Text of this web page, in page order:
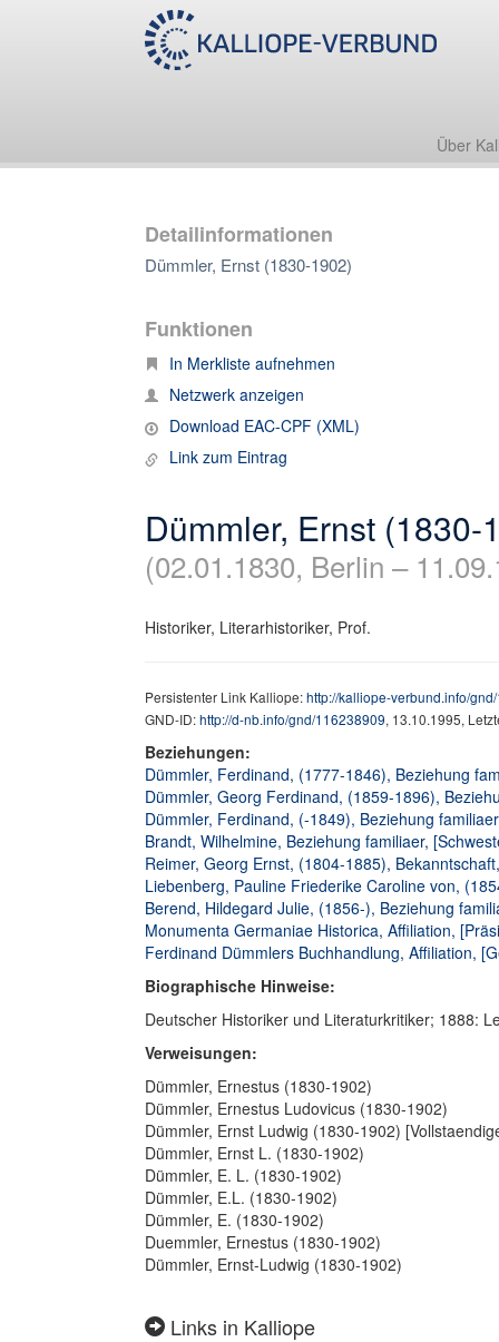
Über
Detailinformationen
Dümmler, Ernst (1830-1902)
Funktionen
In Merkliste aufnehmen
Netzwerk anzeigen
Download EAC-CPF (XML)
Link zum Eintrag
Dümmler, Ernst (1830-
(02.01.1830, Berlin –
Historiker, Literarhistoriker, Prof.
Persistenter Link Kalliope:http://kalliope-verbund.info/
GND-ID:http://d-nb.info/gnd/116238909, 13.10.1995,
Beziehungen:
Dümmler, Ferdinand, (1777-1846), Beziehung
Dümmler, Georg Ferdinand, (1859-1896),
Dümmler, Ferdinand, (-1849), Beziehung
Brandt, Wilhelmine, Beziehung familiaer,
Reimer, Georg Ernst, (1804-1885),
Liebenberg, Pauline Friederike Caroline von,
Berend, Hildegard Julie, (1856-), Beziehung
Monumenta Germaniae Historica, Affiliation,
Ferdinand Dümmlers Buchhandlung, Affiliation,
Biographische Hinweise:
Deutscher Historiker und Literaturkritiker; 1888:
Verweisungen:
Dümmler, Ernestus (1830-1902)
Dümmler, Ernestus Ludovicus (1830-1902)
Dümmler, Ernst Ludwig (1830-1902)
Dümmler, Ernst L. (1830-1902)
Dümmler, E. L. (1830-1902)
Dümmler, E.L. (1830-1902)
Dümmler, E. (1830-1902)
Duemmler, Ernestus (1830-1902)
Dümmler, Ernst-Ludwig (1830-1902)
Links in Kalliope